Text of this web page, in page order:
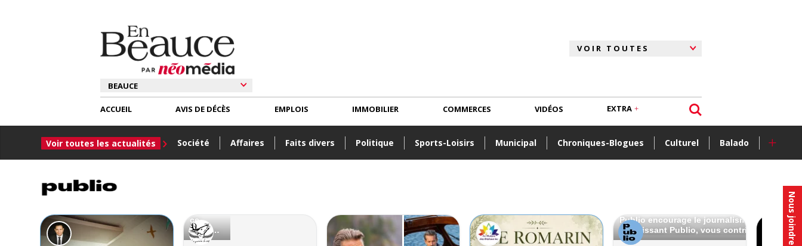
Nous joindre
ACCUEIL
Voir toutes les actualités Société Affaires Faits divers Politique Sports-Loisirs Municipal Chroniques-Blogues Culturel Balado +
AVIS DE DÉCÈS EMPLOIS IMMOBILIER COMMERCES VIDÉOS EXTRA